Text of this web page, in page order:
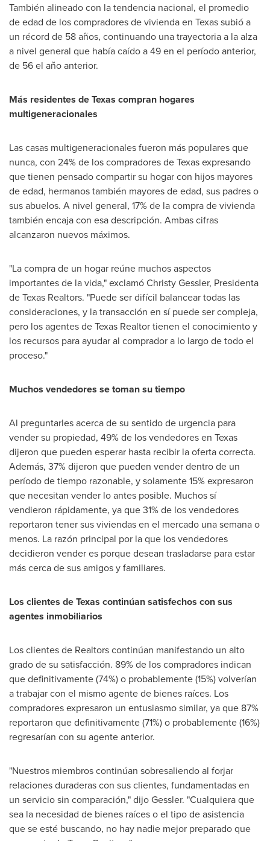
También alineado con la tendencia nacional, el promedio
de edad de los compradores de vivienda en Texassubió a
un récord de 58 años, continuando una trayectoria a la alza
a nivel general que había caído a 49 en el período anterior,
de 56 el año anterior.
Más residentes deTexas compran hogares
multigeneracionales
Las casas multigeneracionales fueron más populares que
nunca, con 24% de los compradores deTexasexpresando
que tienen pensado compartir su hogar con hijos mayores
de edad, hermanos también mayores de edad, sus padres o
sus abuelos. A nivel general, 17% de la compra de vivienda
también encaja con esa descripción. Ambas cifras
alcanzaron nuevos máximos.
"La compra de un hogar reúne muchos aspectos
importantes de la vida," exclamóChristy Gessler, Presidenta
de Texas Realtors. "Puede ser difícil balancear todas las
consideraciones, y la transacción en sí puede ser compleja,
pero los agentes de Texas Realtor tienen el conocimiento y
los recursos para ayudar al comprador a lo largo de todo el
proceso."
Muchos vendedores se toman su tiempo
Al preguntarles acerca de su sentido de urgencia para
vender su propiedad, 49% de los vendedores en Texas
dijeron que pueden esperar hasta recibir la oferta correcta.
Además, 37% dijeron que pueden vender dentro de un
período de tiempo razonable, y solamente 15% expresaron
que necesitan vender lo antes posible. Muchos sí
vendieron rápidamente, ya que 31% de los vendedores
reportaron tener sus viviendas en el mercado una semana o
menos. La razón principal por la que los vendedores
decidieron vender es porque desean trasladarse para estar
más cerca de sus amigos y familiares.
Los clientes deTexas continúan satisfechos con sus
agentes inmobiliarios
Los clientes de Realtors continúan manifestando un alto
grado de su satisfacción. 89% de los compradores indican
que definitivamente (74%) o probablemente (15%) volverían
a trabajar con el mismo agente de bienes raíces. Los
compradores expresaron un entusiasmo similar, ya que 87%
reportaron que definitivamente (71%) o probablemente (16%)
regresarían con su agente anterior.
"Nuestros miembros continúan sobresaliendo al forjar
relaciones duraderas con sus clientes, fundamentadas en
un servicio sin comparación," dijo Gessler. "Cualquiera que
sea la necesidad de bienes raíces o el tipo de asistencia
que se esté buscando, no hay nadie mejor preparado que